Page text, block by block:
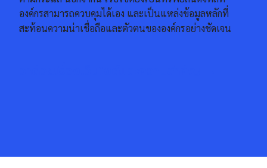
องค์กรสามารถควบคุมได้เอง และเป็นแหล่งข้อมูลหลักที่
สะท้อนความน่าเชื่อถือและตัวตนขององค์กรอย่างชัดเจน